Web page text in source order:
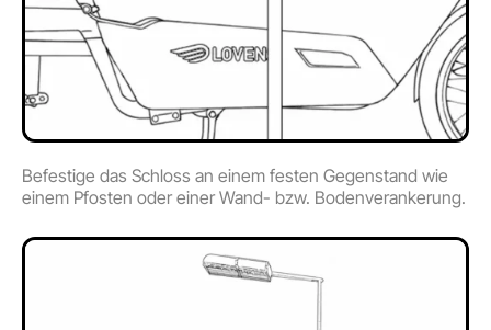
Befestige das Schloss an einem festen Gegenstand wie
einem Pfosten oder einer Wand- bzw. Bodenverankerung.